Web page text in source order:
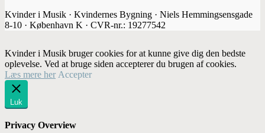
Kvinder i Musik · Kvindernes Bygning · Niels Hemmingsensgade
8-10 · København K · CVR-nr.: 19277542
Kvinder i Musik bruger cookies for at kunne give dig den bedste
oplevelse. Ved at bruge siden accepterer du brugen af cookies.
Læs mere her Accepter
Luk
Privacy Overview